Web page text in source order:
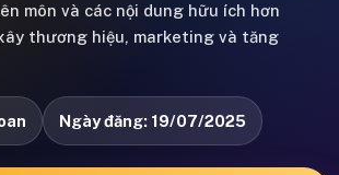
môn và các nội dung hữu ích hơn
thương hiệu, marketing và tăng
Ngày đăng: 19/07/2025